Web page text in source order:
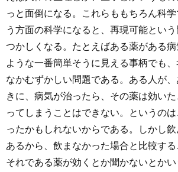
っと面倒になる。これらももちろん科
う方面の科学になると、再現可能とい
つかしくなる。たとえばある薬がある病
ような一番簡単そうに見える事柄でも
なかむずかしい問題である。ある人が
きに、病気が治ったら、その薬は効い
ってしまうことはできない。というの
ったかもしれないからである。しかし
あるから、飲まなかった場合と比較する
それである薬が効くとか聞かないとか